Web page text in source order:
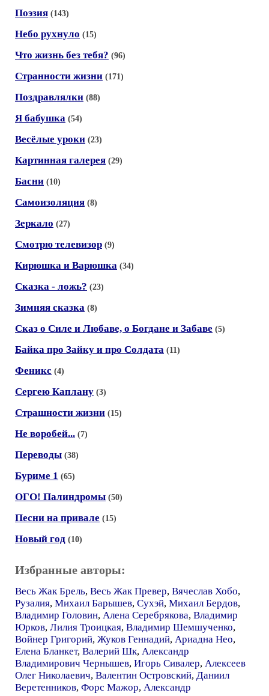
Поэзия (143)
Небо рухнуло (15)
Что жизнь без тебя? (96)
Странности жизни (171)
Поздравлялки (88)
Я бабушка (54)
Весёлые уроки (23)
Картинная галерея (29)
Басни (10)
Самоизоляция (8)
Зеркало (27)
Смотрю телевизор (9)
Кирюшка и Варюшка (34)
Сказка - ложь? (23)
Зимняя сказка (8)
Сказ о Силе и Любаве, о Богдане и Забаве (5)
Байка про Зайку и про Солдата (11)
Феникс (4)
Сергею Каплану (3)
Страшности жизни (15)
Не воробей... (7)
Переводы (38)
Буриме 1 (65)
ОГО! Палиндромы (50)
Песни на привале (15)
Новый год (10)
Избранные авторы:
Весь Жак Брель, Весь Жак Превер, Вячеслав Хобо,
Рузалия, Михаил Барышев, Сухэй, Михаил Бердов,
Владимир Головин, Алена Серебрякова, Владимир
Юрков, Лилия Троицкая, Владимир Шемшученко,
Войнер Григорий, Жуков Геннадий, Ариадна Нео,
Елена Бланкет, Валерий Шк, Александр
Владимирович Чернышев, Игорь Сивалер, Алексеев
Олег Николаевич, Валентин Островский, Даниил
Веретенников, Форс Мажор, Александр